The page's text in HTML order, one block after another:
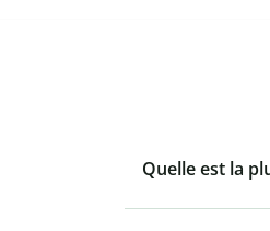
Quelle est la